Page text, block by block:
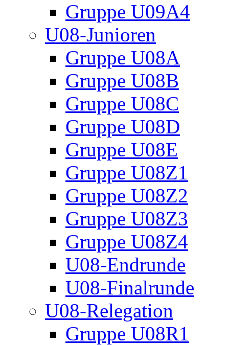
Gruppe U09A4
U08-Junioren
Gruppe U08A
Gruppe U08B
Gruppe U08C
Gruppe U08D
Gruppe U08E
Gruppe U08Z1
Gruppe U08Z2
Gruppe U08Z3
Gruppe U08Z4
U08-Endrunde
U08-Finalrunde
U08-Relegation
Gruppe U08R1